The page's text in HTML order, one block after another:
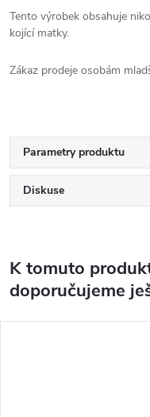
Tento výrobek obsahuje
kojící matky.
Zákaz prodeje osobám
Parametry produktu
Diskuse
K tomuto
doporučujeme